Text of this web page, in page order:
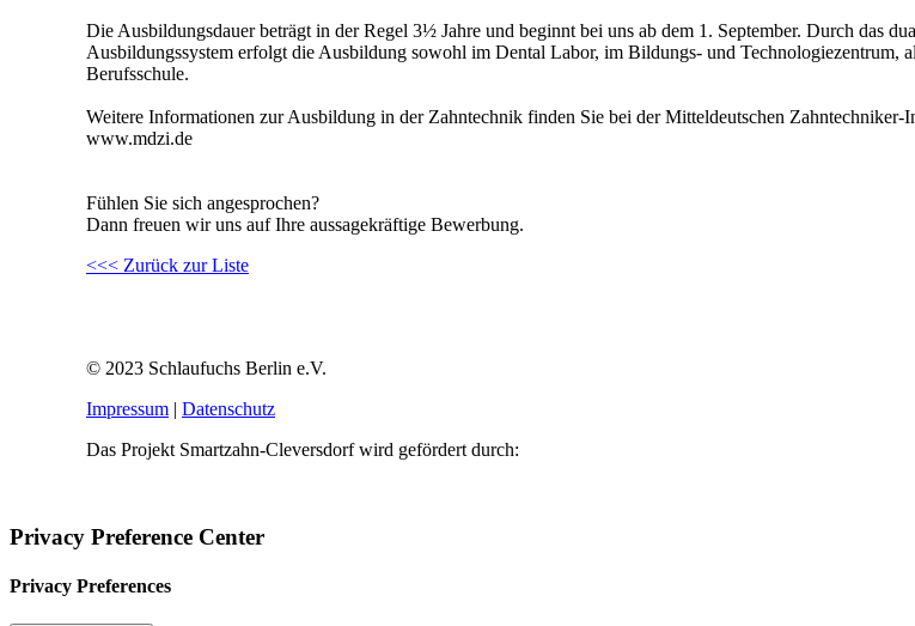
Die Ausbildungsdauer beträgt in der Regel 3½ Jahre und beginnt bei uns ab dem 1. September. Durch das
Ausbildungssystem erfolgt die Ausbildung sowohl im Dental Labor, im Bildungs- und Technologiezentrum,
Berufsschule.
Weitere Informationen zur Ausbildung in der Zahntechnik finden Sie bei der Mitteldeutschen Zahntechniker-
www.mdzi.de
Fühlen Sie sich angesprochen?
Dann freuen wir uns auf Ihre aussagekräftige Bewerbung.
<<< Zurück zur Liste
© 2023 Schlaufuchs Berlin e.V.
Impressum | Datenschutz
Das Projekt Smartzahn-Cleversdorf wird gefördert durch:
Privacy Preference Center
Privacy Preferences